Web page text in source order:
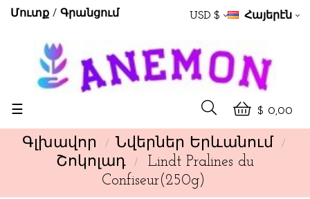
Մուտք Գրանցում USD $ Հայերէն
$ 0,00
Toggle
☰
Գլխավոր
Նվերներ Երևանում
Շոկոլադ
Lindt Pralines du
Confiseur(250g)